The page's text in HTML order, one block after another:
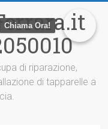
di riparazione,
di tapparelle a
Chiama Ora!